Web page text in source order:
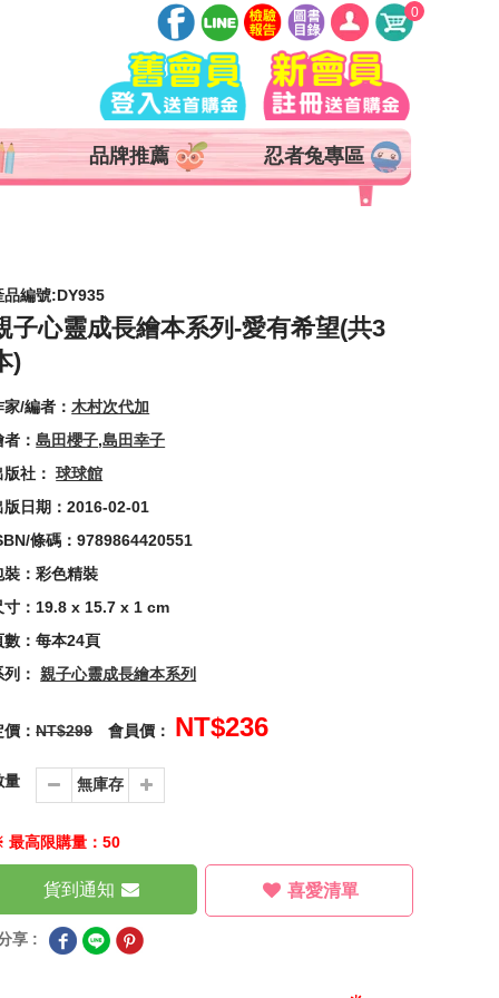
0
登入
註冊
會員中心
查詢訂單
追蹤清單
品牌推薦 忍者兔專區
品編號:DY935
子心靈成長繪本系列-愛有希望(共3
)
家/編者：木村次代加
者：島田櫻子,島田幸子
版社：球球館
版日期：2016-02-01
條碼：9789864420551
裝：彩色精裝
寸：19.8 x 15.7 x 1 cm
數：每本24頁
列：親子心靈成長繪本系列
價：NT$299 會員價： NT$236
量
最高限購量：50
貨到通知 喜愛清單
享 :